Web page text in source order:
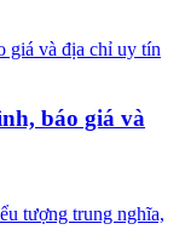
báo giá và